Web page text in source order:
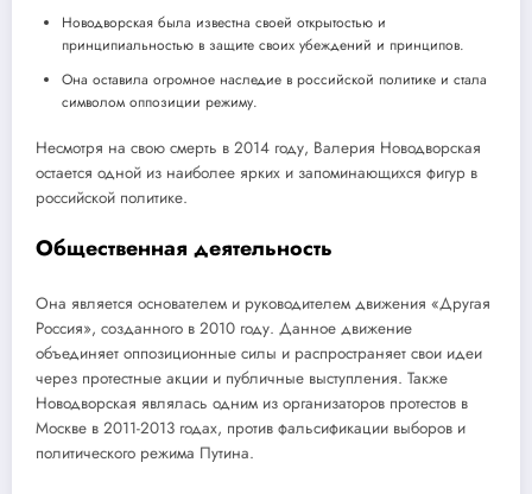
Новодворская была известна своей открытостью и
принципиальностью в защите своих убеждений и принципов.
Она оставила огромное наследие в российской политике и стала
символом оппозиции режиму.
Несмотря на свою смерть в 2014 году, Валерия Новодворская
остается одной из наиболее ярких и запоминающихся фигур в
российской политике.
Общественная деятельность
Она является основателем и руководителем движения «Другая
Россия», созданного в 2010 году. Данное движение
объединяет оппозиционные силы и распространяет свои идеи
через протестные акции и публичные выступления. Также
Новодворская являлась одним из организаторов протестов в
Москве в 2011-2013 годах, против фальсификации выборов и
политического режима Путина.